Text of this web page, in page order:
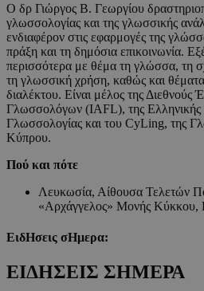
Ο δρ Γιώργος Β. Γεωργίου
γλωσσολογίας και της γλωσσικής
ενδιαφέρον στις εφαρμογές της
πράξη και τη δημόσια επικοινωνία.
περισσότερα με θέμα τη γλώσσα, τη
τη γλωσσική χρήση, καθώς και
διαλέκτου. Είναι μέλος της
Γλωσσολόγων (IAFL), της Ελληνικής
Γλωσσολογίας και του CyLing, της
Κύπρου.
Πού και πότε
Λευκωσία, Αίθουσα Τελετών
«Αρχάγγελος» Μονής Κύκκου,
ΕιδΗσεις σΗμερα:
ΕΙΔΗΣΕΙΣ ΣΗΜΕΡΑ